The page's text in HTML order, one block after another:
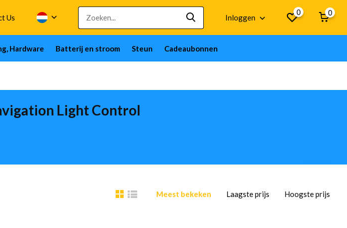
Us Inloggen
0 0
Hardware Batterij en stroom Steun Cadeaubonnen
Light Control
Meest bekeken Laagste prijs Hoogste prijs